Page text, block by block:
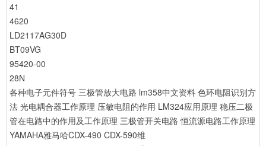
41
4620
LD2117AG30D
BT09VG
95420-00
28N
各种电子元件符号 三极管放大电路 lm358中文资料 色环电阻识别方
法 光电耦合器工作原理 压敏电阻的作用 LM324应用原理 稳压二极
管在电路中的作用及工作原理 三极管开关电路 恒流源电路工作原理
YAMAHA雅马哈CDX-490 CDX-590维